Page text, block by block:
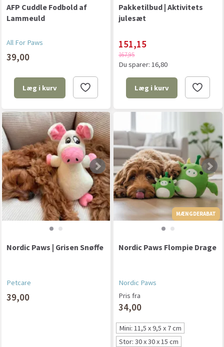
AFP Cuddle Fodbold af
Lammeuld
All For Paws
39,00
Læg i kurv
Pakketilbud | Aktivitets
julesæt
151,15
167,95
Du sparer: 16,80
Læg i kurv
Nordic Paws | Grisen Snøffe
Petcare
39,00
MÆNGDERABAT
Nordic Paws Flompie Drage
Nordic Paws
Pris fra
34,00
Mini: 11,5 x 9,5 x 7 cm
Stor: 30 x 30 x 15 cm